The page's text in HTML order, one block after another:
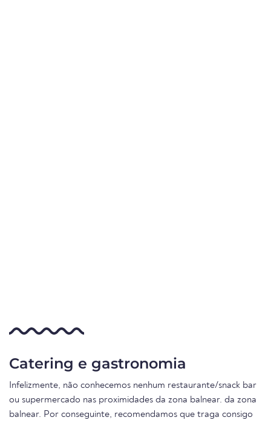
Catering e gastronomia
Infelizmente, não conhecemos nenhum restaurante/snack bar
ou supermercado nas proximidades da zona balnear. da zona
balnear. Por conseguinte, recomendamos que traga consigo